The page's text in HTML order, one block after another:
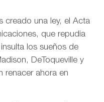
creado una ley, el Acta
que repudia
los sueños de
DeToqueville y
renacer ahora en